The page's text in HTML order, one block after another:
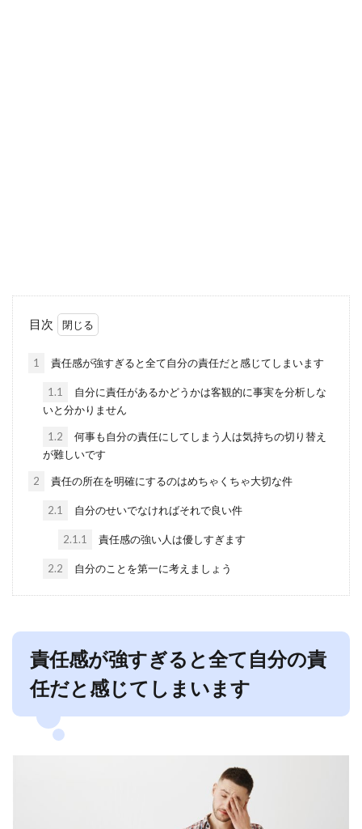
目次
1 責任感が強すぎると全て自分の責任だと感じてしまいます
1.1
自分に責任があるかどうかは客観的に事実を分析しな
いと分かりません
1.2
何事も自分の責任にしてしまう人は気持ちの切り替え
が難しいです
2 責任の所在を明確にするのはめちゃくちゃ大切な件
2.1 自分のせいでなければそれで良い件
2.1.1 責任感の強い人は優しすぎます
2.2 自分のことを第一に考えましょう
責任感が強すぎると全て自分の責
任だと感じてしまいます